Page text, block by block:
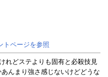
トページを参照
れどステよりも固有と必殺技見
んまり強さ感じないけどどうな